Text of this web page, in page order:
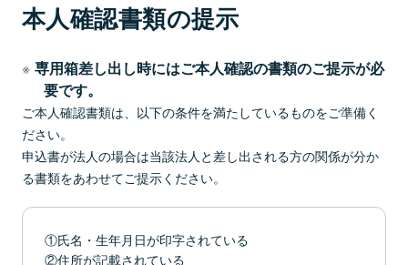
本人確認書類の提示
専用箱差し出し時にはご本人確認の書類のご提示が必
要です。
ご本人確認書類は、以下の条件を満たしているものをご準備く
ださい。
申込書が法人の場合は当該法人と差し出される方の関係が分か
る書類をあわせてご提示ください。
①氏名・生年月日が印字されている
②住所が記載されている